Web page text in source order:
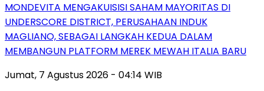
MONDEVITA MENGAKUISISI SAHAM MAYORITAS DI
UNDERSCORE DISTRICT, PERUSAHAAN INDUK
MAGLIANO, SEBAGAI LANGKAH KEDUA DALAM
MEMBANGUN PLATFORM MEREK MEWAH ITALIA BARU
Jumat, 7 Agustus 2026 - 04:14 WIB